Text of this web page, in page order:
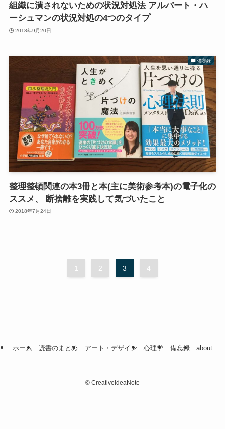
組織に潰されないための状況対処法 アルバート・ハ
ーシュマンの状況対処の4つのタイプ
2018年9月20日
備忘録
整理整頓関連の本3冊と本(主に美術参考本)の電子化の
ススメ、 断捨離を実践して気づいたこと
2018年7月24日
1 2 3 4
ホーム 読書のまとめ アート・デザイン 心理学 備忘録 about
© CreativeIdeaNote